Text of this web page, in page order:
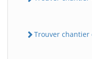
Trouver chantier